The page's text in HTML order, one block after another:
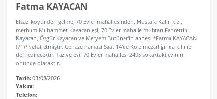
Fatma KAYACAN
Elsazı köyünden gelme, 70 Evler mahallesinden, Mustafa Kalın kızı,
merhum Muhammet Kayacan eşi, 70 Evler mahalle muhtarı Fahrettin
Kayacan, Özgür Kayacan ve Meryem Bütüner'in annesi *Fatma KAYACAN
(71)* vefat etmiştir. Cenaze namazı Saat 14'de Köle mezarlığında kılınıp
defnedilecektir. Taziye evi: 70 Evler mahallesi 2495 sokaktaki evinin
önünde olacaktır.
Tarih:03/08/2026
Yakını:
Telefon: